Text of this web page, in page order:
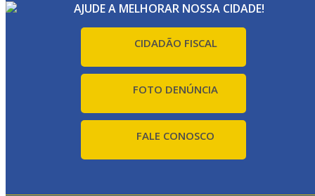
AJUDE A MELHORAR NOSSA CIDADE!
CIDADÃO FISCAL
FOTO DENÚNCIA
FALE CONOSCO